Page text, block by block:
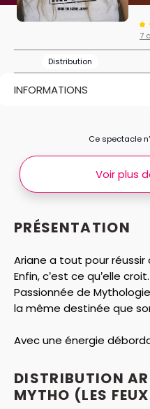
7
Distribution
INFORMATIONS
PRÉSENTATION
Ariane a tout pour réussir
Enfin, c’est ce qu’elle croit.
Passionnée de
la même destinée que
Avec une énergie
interprète des
que les autres. Au fil
Avant d'être l'humoriste
comiques sur scène,
Ce spectacle
Voir plus
DISTRIBUTION
MYTHO (LES